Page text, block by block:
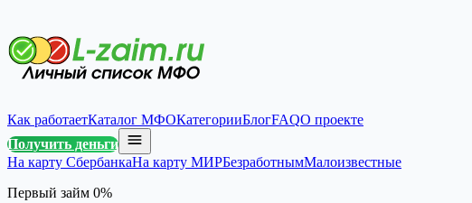
Как работаетКаталог МФОКатегорииБлогFAQО проекте
Получить деньги
На карту СбербанкаНа карту МИРБезработнымМалоизвестные
Первый займ 0%